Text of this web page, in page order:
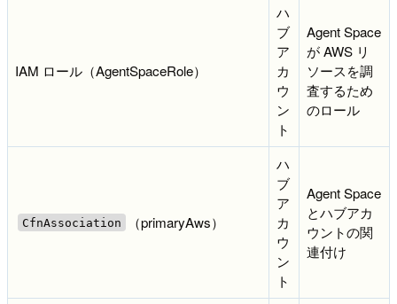
IAM ロール（AgentSpaceRole）
ハ
ブ
ア
カ
ウ
ン
ト
Agent Space
が AWS リ
ソースを調
査するため
のロール
CfnAssociation （primaryAws）
ハ
ブ
ア
カ
ウ
ン
ト
Agent Space
とハブアカ
ウントの関
連付け